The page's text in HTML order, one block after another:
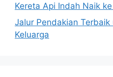
Kereta Api Indah Naik
Jalur Pendakian
Keluarga